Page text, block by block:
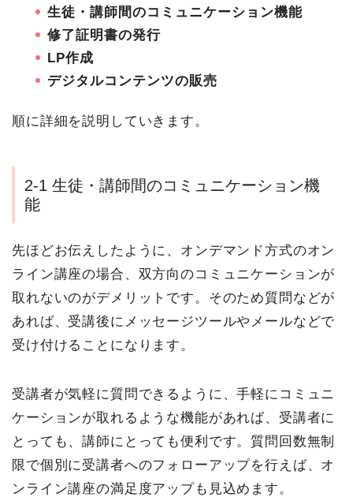
生徒・講師間のコミュニケーション機能
修了証明書の発行
LP作成
デジタルコンテンツの販売
順に詳細を説明していきます。
2-1 生徒・講師間のコミュニケーション機
能
先ほどお伝えしたように、オンデマンド方式のオン
ライン講座の場合、双方向のコミュニケーションが
取れないのがデメリットです。そのため質問などが
あれば、受講後にメッセージツールやメールなどで
受け付けることになります。
受講者が気軽に質問できるように、手軽にコミュニ
ケーションが取れるような機能があれば、受講者に
とっても、講師にとっても便利です。質問回数無制
限で個別に受講者へのフォローアップを行えば、オ
ンライン講座の満足度アップも見込めます。